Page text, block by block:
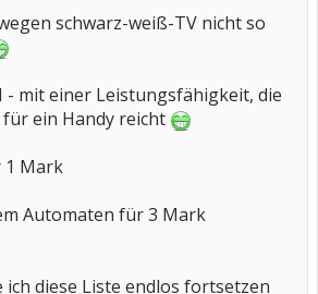
schwarz-weiß-TV nicht so
- mit einer Leistungsfähigkeit, die
ein Handy reicht
Mark
Automaten für 3 Mark
diese Liste endlos fortsetzen